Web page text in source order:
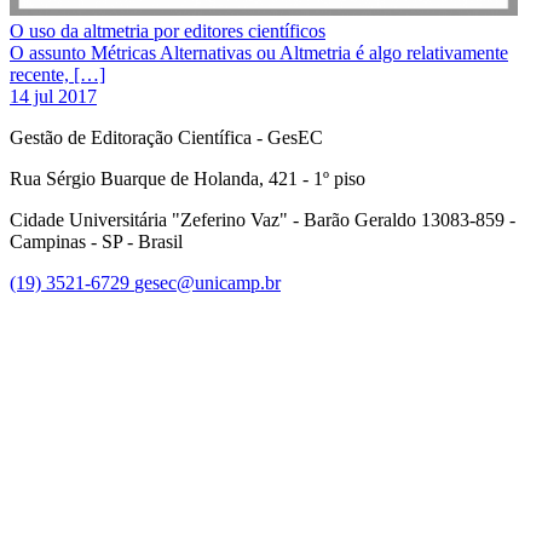
O uso da altmetria por editores científicos
O assunto Métricas Alternativas ou Altmetria é algo relativamente
recente, […]
14 jul 2017
Gestão de Editoração Científica - GesEC
Rua Sérgio Buarque de Holanda, 421 - 1º piso
Cidade Universitária "Zeferino Vaz" - Barão Geraldo 13083-859 -
Campinas - SP - Brasil
(19) 3521-6729 gesec@unicamp.br